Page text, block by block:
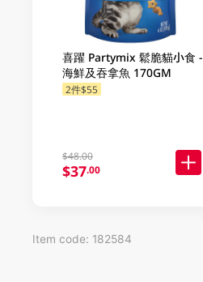
喜躍 Partymix 鬆脆貓小食 -
海鮮及吞拿魚 170GM
2件$55
$48.00
$37.00
Item code: 182584